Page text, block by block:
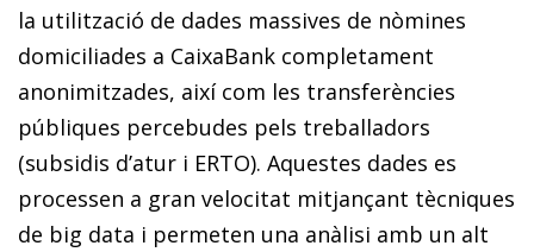
la utilització de dades massives de nòmines
domiciliades a CaixaBank completament
anonimitzades, així com les transferències
públiques percebudes pels treballadors
(subsidis d’atur i ERTO). Aquestes dades es
processen a gran velocitat mitjançant tècniques
de big data i permeten una anàlisi amb un alt